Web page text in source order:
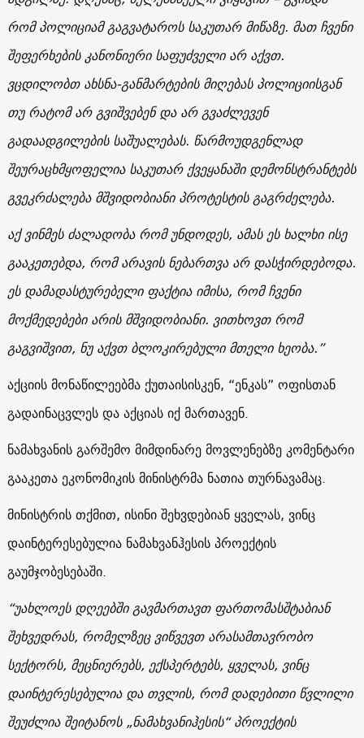
რომ პოლიციამ გაგვატაროს საკუთარ მიწაზე. მათ ჩვენი
შეფერხების კანონიერი საფუძველი არ აქვთ.
ვცდილობთ ახსნა-განმარტების მიღებას პოლიციისგან
თუ რატომ არ გვიშვებენ და არ გვაძლევენ
გადაადგილების საშუალებას. წარმოუდგენლად
შეურაცხმყოფელია საკუთარ ქვეყანაში დემონსტრანტებს
გვეკრძალება მშვიდობიანი პროტესტის გაგრძელება.
აქ ვინმეს ძალადობა რომ უნდოდეს, ამას ეს ხალხი ისე
გააკეთებდა, რომ არავის ნებართვა არ დასჭირდებოდა.
ეს დამადასტურებელი ფაქტია იმისა, რომ ჩვენი
მოქმედებები არის მშვიდობიანი. ვითხოვთ რომ
გაგვიშვით, ნუ აქვთ ბლოკირებული მთელი ხეობა.”
აქციის მონაწილეებმა ქუთაისისკენ, “ენკას” ოფისთან
გადაინაცვლეს და აქციას იქ მართავენ.
ნამახვანის გარშემო მიმდინარე მოვლენებზე კომენტარი
გააკეთა ეკონომიკის მინისტრმა ნათია თურნავამაც.
მინისტრის თქმით, ისინი შეხვდებიან ყველას, ვინც
დაინტერესებულია ნამახვანჰესის პროექტის
გაუმჯობესებაში.
“უახლოეს დღეებში გავმართავთ ფართომასშტაბიან
შეხვედრას, რომელზეც ვიწვევთ არასამთავრობო
სექტორს, მეცნიერებს, ექსპერტებს, ყველას, ვინც
დაინტერესებულია და თვლის, რომ დადებითი წვლილი
შეუძლია შეიტანოს „ნამახვანიჰესის“ პროექტის